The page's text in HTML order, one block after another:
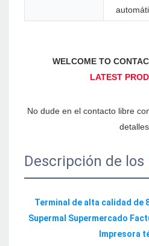
No dude en el contacto libre
Descripción de
Terminal de alta calidad de
Supermal Supermercado